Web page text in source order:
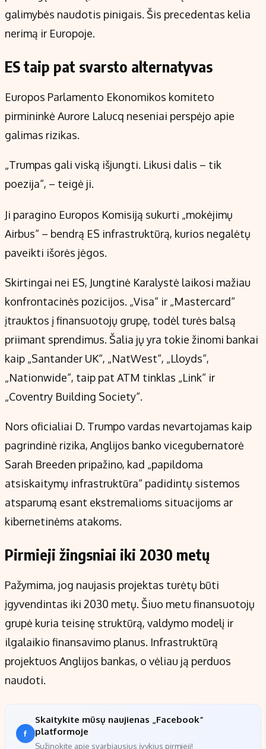
galimybės naudotis pinigais. Šis precedentas kelia
nerimą ir Europoje.
ES taip pat svarsto alternatyvas
Europos Parlamento Ekonomikos komiteto
pirmininkė Aurore Lalucq neseniai perspėjo apie
galimas rizikas.
„Trumpas gali viską išjungti. Likusi dalis – tik
poezija“, – teigė ji.
Ji paragino Europos Komisiją sukurti „mokėjimų
Airbus“ – bendrą ES infrastruktūrą, kurios negalėtų
paveikti išorės jėgos.
Skirtingai nei ES, Jungtinė Karalystė laikosi mažiau
konfrontacinės pozicijos. „Visa“ ir „Mastercard“
įtrauktos į finansuotojų grupę, todėl turės balsą
priimant sprendimus. Šalia jų yra tokie žinomi bankai
kaip „Santander UK“, „NatWest“, „Lloyds“,
„Nationwide“, taip pat ATM tinklas „Link“ ir
„Coventry Building Society“.
Nors oficialiai D. Trumpo vardas nevartojamas kaip
pagrindinė rizika, Anglijos banko vicegubernatorė
Sarah Breeden pripažino, kad „papildoma
atsiskaitymų infrastruktūra“ padidintų sistemos
atsparumą esant ekstremalioms situacijoms ar
kibernetinėms atakoms.
Pirmieji žingsniai iki 2030 metų
Pažymima, jog naujasis projektas turėtų būti
įgyvendintas iki 2030 metų. Šiuo metu finansuotojų
grupė kuria teisinę struktūrą, valdymo modelį ir
ilgalaikio finansavimo planus. Infrastruktūrą
projektuos Anglijos bankas, o vėliau ją perduos
naudoti.
Skaitykite mūsų naujienas „Facebook“
platformoje
Sužinokite apie svarbiausius įvykius pirmieji!